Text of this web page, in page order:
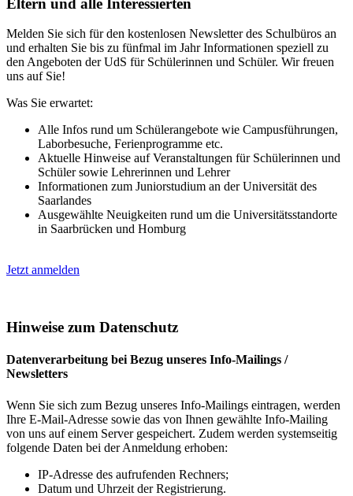
Melden Sie sich für den kostenlosen Newsletter des Schulbüros an
und erhalten Sie bis zu fünfmal im Jahr Informationen speziell zu
den Angeboten der UdS für Schülerinnen und Schüler. Wir freuen
uns auf Sie!
Was Sie erwartet:
Alle Infos rund um Schülerangebote wie Campusführungen,
Laborbesuche, Ferienprogramme etc.
Aktuelle Hinweise auf Veranstaltungen für Schülerinnen und
Schüler sowie Lehrerinnen und Lehrer
Informationen zum Juniorstudium an der Universität des
Saarlandes
Ausgewählte Neuigkeiten rund um die Universitätsstandorte
in Saarbrücken und Homburg
Jetzt anmelden
Hinweise zum Datenschutz
Datenverarbeitung bei Bezug unseres Info-Mailings /
Newsletters
Wenn Sie sich zum Bezug unseres Info-Mailings eintragen, werden
Ihre E-Mail-Adresse sowie das von Ihnen gewählte Info-Mailing
von uns auf einem Server gespeichert. Zudem werden systemseitig
folgende Daten bei der Anmeldung erhoben:
IP-Adresse des aufrufenden Rechners;
Datum und Uhrzeit der Registrierung.